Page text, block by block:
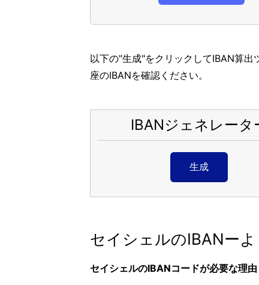
以下の"生成"をクリックしてIBAN算
座のIBANを確認ください。
IBANジェネレータ
生成
セイシェルのIBANー
セイシェルのIBANコードが必要な理由